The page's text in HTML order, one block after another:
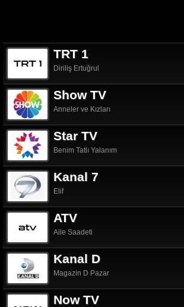
TRT 1
Diriliş Ertuğrul
Show TV
Anneler ve Kızları
Star TV
Benim Tatlı Yalanım
Kanal 7
Elif
ATV
Aile Saadeti
Kanal D
Magazin D Pazar
Now TV